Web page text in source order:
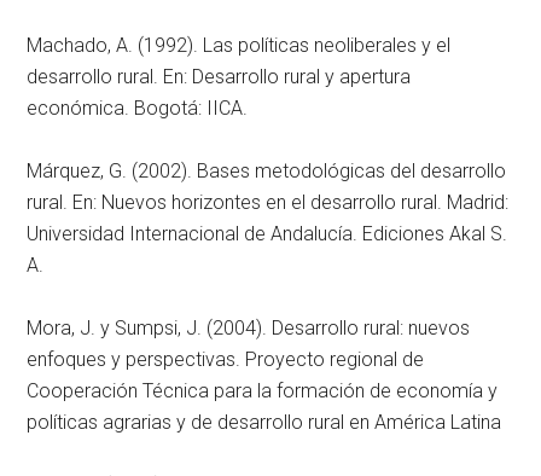
Machado, A. (1992). Las políticas neoliberales y el
desarrollo rural. En: Desarrollo rural y apertura
económica. Bogotá: IICA.
Márquez, G. (2002). Bases metodológicas del desarrollo
rural. En: Nuevos horizontes en el desarrollo rural. Madrid:
Universidad Internacional de Andalucía. Ediciones Akal S.
A.
Mora, J. y Sumpsi, J. (2004). Desarrollo rural: nuevos
enfoques y perspectivas. Proyecto regional de
Cooperación Técnica para la formación de economía y
políticas agrarias y de desarrollo rural en América Latina